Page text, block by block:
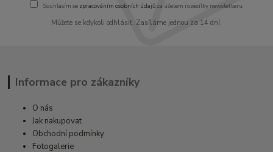
Souhlasím se zpracováním osobních údajůza účelem rozesílky newsletteru.
Můžete se kdykoli odhlásit. Zasíláme jednou za 14 dní.
Informace pro zákazníky
O nás
Jak nakupovat
Obchodní podmínky
Fotogalerie